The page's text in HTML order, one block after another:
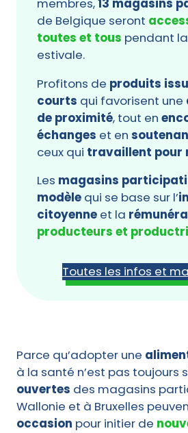
membres,13 magasins
de Belgique seront
toutes et tous pendant
estivale.
Profitons de produits
courts qui favorisent une
de proximité, tout en
échanges et en
ceux qui travaillent pour
Les magasins
modèle qui se base sur l’
citoyenne et la
producteurs et
Toutes les infos et
Parce qu’adopter une
à la santé n’est pas toujours
ouvertes des magasins
Wallonie et à Bruxelles
occasion pour initier de